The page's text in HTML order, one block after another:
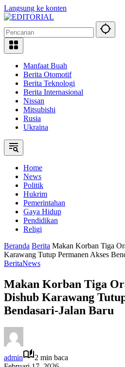
Langsung ke konten
Manfaat Buah
Berita Otomotif
Berita Teknologi
Berita Internasional
Nissan
Mitsubishi
Rusia
Ukraina
Home
News
Politik
Hukrim
Pemerintahan
Gaya Hidup
Pendidikan
Religi
Beranda Berita Makan Korban Tiga
Karawang Tutup Permanen Akses
BeritaNews
Makan Korban Tiga
Dishub Karawang
Bendasari-Jalan Baru
admin
2 min baca